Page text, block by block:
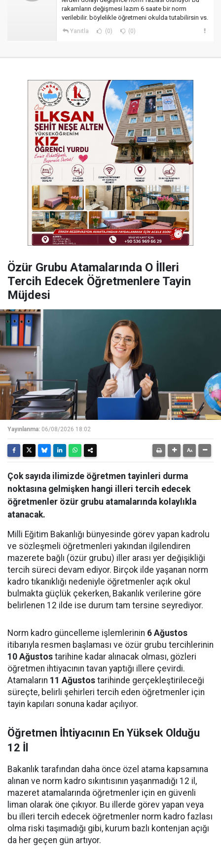
rakamların değişmesi lazım 6 saate bir norm
verilebilir. böylelikle öğretmeni okulda tutabilirsin vs.
Yanıtla (0) (0)
Özür Grubu Atamalarında O İlleri
Tercih Edecek Öğretmenlere Tayin
Müjdesi
Yayınlanma: 06/08/2026 18:02
Çok sayıda ilimizde öğretmen tayinleri durma
noktasına gelmişken hangi illeri tercih edecek
öğretmenler özür grubu atamalarında kolaylıkla
atanacak.
Milli Eğitim Bakanlığı bünyesinde görev yapan kadrolu
ve sözleşmeli öğretmenleri yakından ilgilendiren
mazerete bağlı (özür grubu) iller arası yer değişikliği
tercih süreci devam ediyor. Birçok ilde yaşanan norm
kadro tıkanıklığı nedeniyle öğretmenler açık okul
bulmakta güçlük çekerken, Bakanlık verilerine göre
belirlenen 12 ilde ise durum tam tersine seyrediyor.
Norm kadro güncelleme işlemlerinin 6 Ağustos
itibarıyla resmen başlaması ve özür grubu tercihlerinin
10 Ağustos tarihine kadar alınacak olması, gözleri
öğretmen ihtiyacının tavan yaptığı illere çevirdi.
Atamaların 11 Ağustos tarihinde gerçekleştirileceği
süreçte, belirli şehirleri tercih eden öğretmenler için
tayin kapıları sonuna kadar açılıyor.
Öğretmen İhtiyacının En Yüksek Olduğu
12 İl
Bakanlık tarafından daha önce özel atama kapsamına
alınan ve norm kadro sıkıntısının yaşanmadığı 12 il,
mazeret atamalarında öğretmenler için en güvenli
liman olarak öne çıkıyor. Bu illerde görev yapan veya
bu illeri tercih edecek öğretmenler norm kadro fazlası
olma riski taşımadığı gibi, kurum bazlı kontenjan açığı
da her geçen gün artıyor.